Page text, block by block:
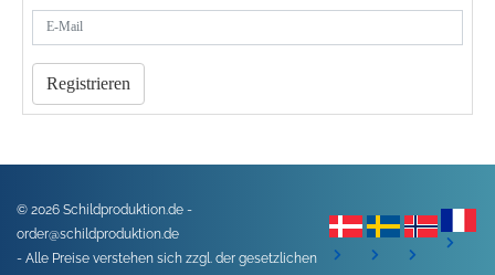
Registrieren
© 2026 Schildproduktion.de -
order@schildproduktion.de
- Alle Preise verstehen sich zzgl. der gesetzlichen